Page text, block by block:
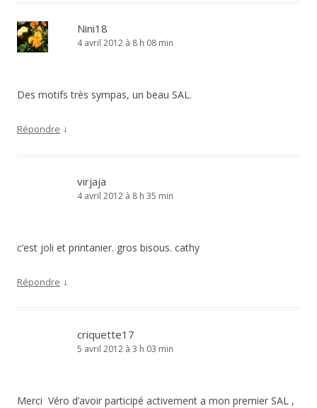
Nini18
4 avril 2012 à 8 h 08 min
Des motifs très sympas, un beau SAL.
Répondre ↓
virjaja
4 avril 2012 à 8 h 35 min
c’est joli et printanier. gros bisous. cathy
Répondre ↓
criquette17
5 avril 2012 à 3 h 03 min
Merci Véro d’avoir participé activement a mon premier SAL ,